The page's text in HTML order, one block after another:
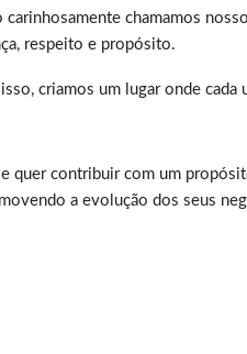
chamamos
respeito e propósito.
criamos um lugar onde cada
quer contribuir com um
a evolução dos seus